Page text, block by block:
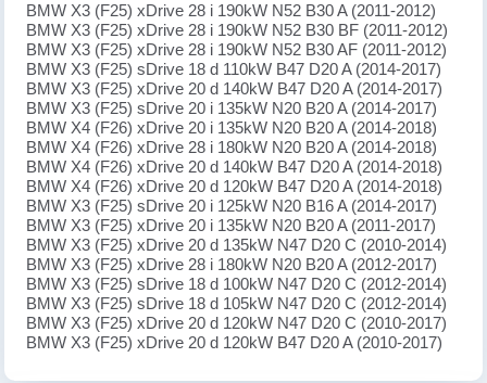
BMW X3 (F25) xDrive 28 i 190kW N52 B30 A (2011-2012)
BMW X3 (F25) xDrive 28 i 190kW N52 B30 BF (2011-2012)
BMW X3 (F25) xDrive 28 i 190kW N52 B30 AF (2011-2012)
BMW X3 (F25) sDrive 18 d 110kW B47 D20 A (2014-2017)
BMW X3 (F25) xDrive 20 d 140kW B47 D20 A (2014-2017)
BMW X3 (F25) sDrive 20 i 135kW N20 B20 A (2014-2017)
BMW X4 (F26) xDrive 20 i 135kW N20 B20 A (2014-2018)
BMW X4 (F26) xDrive 28 i 180kW N20 B20 A (2014-2018)
BMW X4 (F26) xDrive 20 d 140kW B47 D20 A (2014-2018)
BMW X4 (F26) xDrive 20 d 120kW B47 D20 A (2014-2018)
BMW X3 (F25) sDrive 20 i 125kW N20 B16 A (2014-2017)
BMW X3 (F25) xDrive 20 i 135kW N20 B20 A (2011-2017)
BMW X3 (F25) xDrive 20 d 135kW N47 D20 C (2010-2014)
BMW X3 (F25) xDrive 28 i 180kW N20 B20 A (2012-2017)
BMW X3 (F25) sDrive 18 d 100kW N47 D20 C (2012-2014)
BMW X3 (F25) sDrive 18 d 105kW N47 D20 C (2012-2014)
BMW X3 (F25) xDrive 20 d 120kW N47 D20 C (2010-2017)
BMW X3 (F25) xDrive 20 d 120kW B47 D20 A (2010-2017)